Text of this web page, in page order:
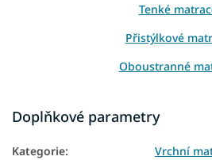
Tenké
Přistýlkové
Oboustranné
Matrace na
Matrace na
Doplňkové parametry
Kategorie:
Vrchní